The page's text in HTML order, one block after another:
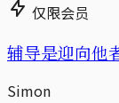
仅限会员
辅导是迎向他
Simon